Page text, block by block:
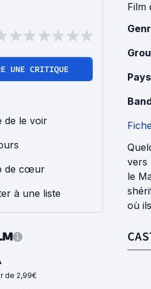
UNE CRITIQUE
de le voir
de cœur
à une liste
de 2,99€
Film
vers
le
où